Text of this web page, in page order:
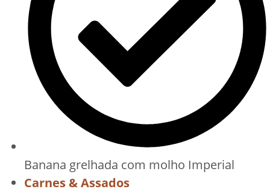
Banana grelhada com molho Imperial
Carnes & Assados